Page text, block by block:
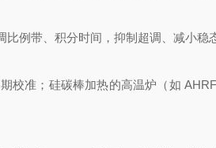
例带、积分时间，抑制超调、减小稳
校准；硅碳棒加热的高温炉（如